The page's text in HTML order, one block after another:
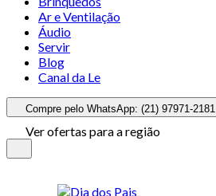
Ar e Ventilação
Áudio
Servir
Blog
Canal da Le
Compre pelo WhatsApp: (21) 97971-2181
Ver ofertas para a região